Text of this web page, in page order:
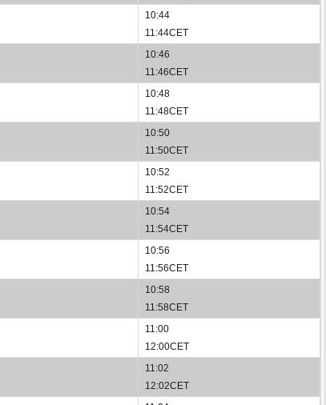
10:44
11:44CET
10:46
11:46CET
10:48
11:48CET
10:50
11:50CET
10:52
11:52CET
10:54
11:54CET
10:56
11:56CET
10:58
11:58CET
11:00
12:00CET
11:02
12:02CET